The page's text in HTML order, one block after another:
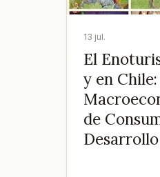
13 jul.
El
y en
de
Desarrollo